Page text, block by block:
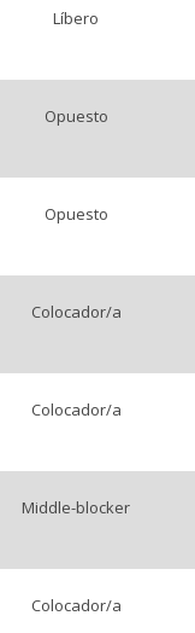
Líbero
Opuesto
Opuesto
Colocador/a
Colocador/a
Middle-blocker
Colocador/a